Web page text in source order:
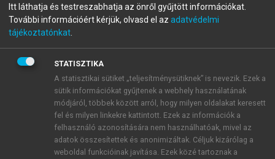
fiókoddal,vagy hozz létre új fiókot.
A regisztráció után apróbaidőszakautomatikusan
BELÉPÉS SAJÁT FIÓKKAL
ÚJ FIÓK LÉTREHOZÁSA
1 óra díjmentes hozzáférés
E-MAIL-CÍM
Itt láthatja és testreszabhatja az önről gyűjtött információkat.
További információért kérjük, olvasd el az adatvédelmi
tájékoztatónkat
STATISZTIKA
A statisztikai sütiket „teljesítménysütiknek” is nevezik. Ezek a
sütik információkat gyűjtenek a webhely használatának
módjáról, többek között arról, hogy milyen oldalakat keresett
fel és milyen linkekre kattintott. Ezek az információk a
felhasználó azonosítására nem használhatóak, mivel az
adatok összesítettek és anonimizáltak. Céljuk kizárólag a
weboldal funkcióinak javítása. Ezek közé tartoznak a